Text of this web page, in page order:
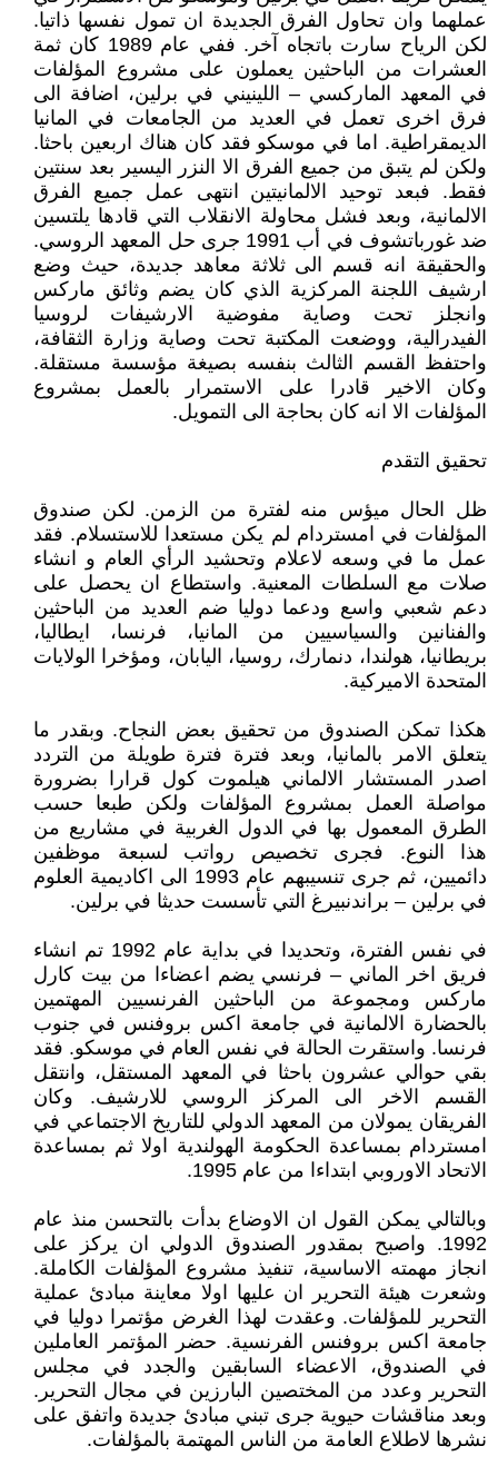
عملهما وان تحاول الفرق الجديدة ان تمول نفسها ذاتيا.
لكن الرياح سارت باتجاه آخر. ففي عام 1989 كان ثمة
العشرات من الباحثين يعملون على مشروع المؤلفات
في المعهد الماركسي – اللينيني في برلين، اضافة الى
فرق اخرى تعمل في العديد من الجامعات في المانيا
الديمقراطية. اما في موسكو فقد كان هناك اربعين باحثا.
ولكن لم يتبق من جميع الفرق الا النزر اليسير بعد سنتين
فقط. فبعد توحيد الالمانيتين انتهى عمل جميع الفرق
الالمانية، وبعد فشل محاولة الانقلاب التي قادها يلتسين
ضد غورباتشوف في أب 1991 جرى حل المعهد الروسي.
والحقيقة انه قسم الى ثلاثة معاهد جديدة، حيث وضع
ارشيف اللجنة المركزية الذي كان يضم وثائق ماركس
وانجلز تحت وصاية مفوضية الارشيفات لروسيا
الفيدرالية، ووضعت المكتبة تحت وصاية وزارة الثقافة،
واحتفظ القسم الثالث بنفسه بصيغة مؤسسة مستقلة.
وكان الاخير قادرا على الاستمرار بالعمل بمشروع
المؤلفات الا انه كان بحاجة الى التمويل.
تحقيق التقدم
ظل الحال ميؤس منه لفترة من الزمن. لكن صندوق
المؤلفات في امستردام لم يكن مستعدا للاستسلام. فقد
عمل ما في وسعه لاعلام وتحشيد الرأي العام و انشاء
صلات مع السلطات المعنية. واستطاع ان يحصل على
دعم شعبي واسع ودعما دوليا ضم العديد من الباحثين
والفنانين والسياسيين من المانيا، فرنسا، ايطاليا،
بريطانيا، هولندا، دنمارك، روسيا، اليابان، ومؤخرا الولايات
المتحدة الاميركية.
هكذا تمكن الصندوق من تحقيق بعض النجاح. وبقدر ما
يتعلق الامر بالمانيا، وبعد فترة فترة طويلة من التردد
اصدر المستشار الالماني هيلموت كول قرارا بضرورة
مواصلة العمل بمشروع المؤلفات ولكن طبعا حسب
الطرق المعمول بها في الدول الغربية في مشاريع من
هذا النوع. فجرى تخصيص رواتب لسبعة موظفين
دائميين، ثم جرى تنسيبهم عام 1993 الى اكاديمية العلوم
في برلين – براندنبيرغ التي تأسست حديثا في برلين.
في نفس الفترة، وتحديدا في بداية عام 1992 تم انشاء
فريق اخر الماني – فرنسي يضم اعضاءا من بيت كارل
ماركس ومجموعة من الباحثين الفرنسيين المهتمين
بالحضارة الالمانية في جامعة اكس بروفنس في جنوب
فرنسا. واستقرت الحالة في نفس العام في موسكو. فقد
بقي حوالي عشرون باحثا في المعهد المستقل، وانتقل
القسم الاخر الى المركز الروسي للارشيف. وكان
الفريقان يمولان من المعهد الدولي للتاريخ الاجتماعي في
امستردام بمساعدة الحكومة الهولندية اولا ثم بمساعدة
الاتحاد الاوروبي ابتداءا من عام 1995.
وبالتالي يمكن القول ان الاوضاع بدأت بالتحسن منذ عام
1992. واصبح بمقدور الصندوق الدولي ان يركز على
انجاز مهمته الاساسية، تنفيذ مشروع المؤلفات الكاملة.
وشعرت هيئة التحرير ان عليها اولا معاينة مبادئ عملية
التحرير للمؤلفات. وعقدت لهذا الغرض مؤتمرا دوليا في
جامعة اكس بروفنس الفرنسية. حضر المؤتمر العاملين
في الصندوق، الاعضاء السابقين والجدد في مجلس
التحرير وعدد من المختصين البارزين في مجال التحرير.
وبعد مناقشات حيوية جرى تبني مبادئ جديدة واتفق على
نشرها لاطلاع العامة من الناس المهتمة بالمؤلفات.